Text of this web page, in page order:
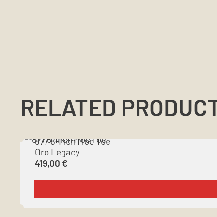
RELATED
877 8-Inch Moc Toe
Oro Legacy
419,00 €